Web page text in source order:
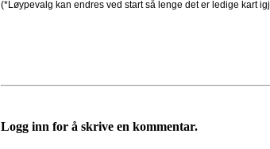
(*Løypevalg kan endres ved start så lenge det er ledige kart
Logg inn for å skrive en kommentar.